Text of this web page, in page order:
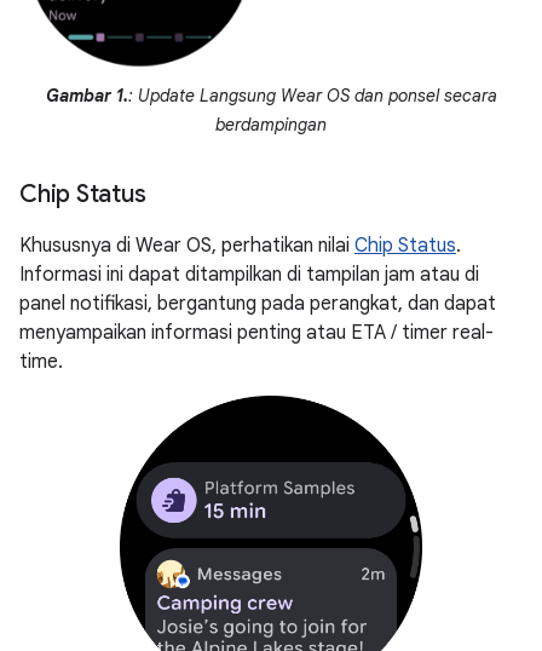
Gambar 1.: Update Langsung Wear OS dan ponsel secara
berdampingan
Chip Status
Khususnya di Wear OS, perhatikan nilai Chip Status.
Informasi ini dapat ditampilkan di tampilan jam atau di
panel notifikasi, bergantung pada perangkat, dan dapat
menyampaikan informasi penting atau ETA / timer real-
time.